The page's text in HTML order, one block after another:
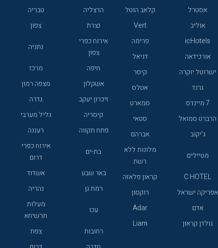
אסטרל
קלאב הוטל
אוליב
Vert
icHotels
פרימה
אורכידאה
דניאל
ישרוטל יוקרה
קיסר
גרנד
אטלס
7 מיינדס
סמארט
הרברט סמואל
סטאי
ג'יקוב
אברהם
מטיילים
מלונות ללא
רשת
C HOTEL
קראון פלאזה
אפריקה ישראל
רוקסון
אדם
Adar
גולדן קראון
Liam
הרצליה
טבריה
נצרת
צפון
אירוח כפרי
צפון
נתניה
חיפה
מרכז
אשקלון
מצפה רמון
זיכרון יעקב
גדרה
קיסריה
גליל מערבי
פתח תקווה
רעננה
בת-ים
אירוח כפרי
דרום
באר שבע
אשדוד
רמת גן
נהריה
עכו
מעלות
תרשיחא
רחובות
צפת